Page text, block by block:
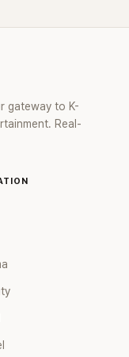
gateway to K-
Real-